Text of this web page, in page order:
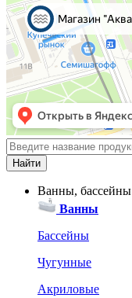
Ванны, бассейны
Ванны
Бассейны
Чугунные
Акриловые